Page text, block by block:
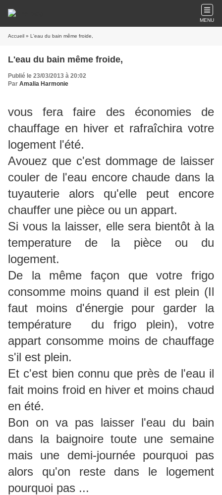
MENU
Accueil » L'eau du bain même froide,
L'eau du bain même froide,
Publié le 23/03/2013 à 20:02
Par Amalia Harmonie
vous fera faire des économies de
chauffage en hiver et rafraîchira votre
logement l'été.
Avouez que c'est dommage de laisser
couler de l'eau encore chaude dans la
tuyauterie alors qu'elle peut encore
chauffer une pièce ou un appart.
Si vous la laisser, elle sera bientôt à la
temperature de la pièce ou du
logement.
De la même façon que votre frigo
consomme moins quand il est plein (Il
faut moins d'énergie pour garder la
température du frigo plein), votre
appart consomme moins de chauffage
s'il est plein.
Et c'est bien connu que près de l'eau il
fait moins froid en hiver et moins chaud
en été.
Bon on va pas laisser l'eau du bain
dans la baignoire toute une semaine
mais une demi-journée pourquoi pas
alors qu'on reste dans le logement
pourquoi pas ...